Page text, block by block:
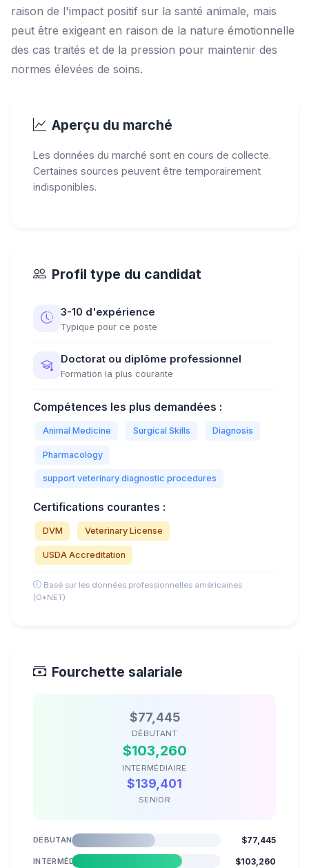
raison de l'impact positif sur la santé animale, mais
peut être exigeant en raison de la nature émotionnelle
des cas traités et de la pression pour maintenir des
normes élevées de soins.
Aperçu du marché
Les données du marché sont en cours de collecte.
Certaines sources peuvent être temporairement
indisponibles.
Profil type du candidat
3-10 d'expérience
Typique pour ce poste
Doctorat ou diplôme professionnel
Formation la plus courante
Compétences les plus demandées :
Animal Medicine Surgical Skills Diagnosis
Pharmacology
support veterinary diagnostic procedures
Certifications courantes :
DVM Veterinary License
USDA Accreditation
Basé sur les données professionnelles américaines
(O*NET)
Fourchette salariale
$77,445
DÉBUTANT
$103,260
INTERMÉDIAIRE
$139,401
SENIOR
DÉBUTANT $77,445
INTERMÉDIAIRE $103,260